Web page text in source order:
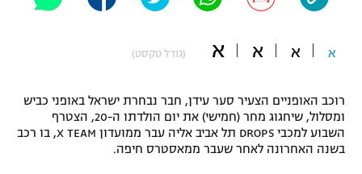
תקנון משתתפים וזוכים בפרסים
טניס
כדורמים
פוטבול אמריקאי NFL
א א א א (גודל טקסט)
רוכב האופניים הצעיר סער עידן, חבר נבחרת ישראל באופני כביש
ומסלול, שיחגוג מחר (חמישי) את יום הולדתו ה-20, הצטרף
השבוע למכבי DROPS תל אביב אליה עבר ממועדון X TEAM, בו רכב
בשנה האחרונה לאחר שעבר ממאסטרס חיפה.